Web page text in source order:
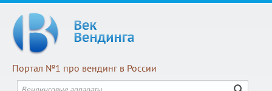
Портал №1 про вендинг в России